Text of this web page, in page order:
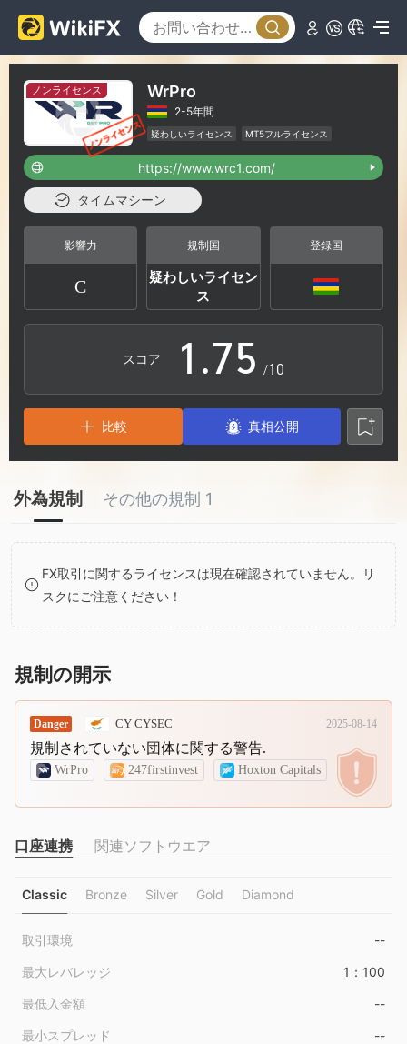
ノンライセンス WrPro
2-5年間
疑わしいライセンス
MT5フルライセンス
ハイリスクレベル
https://www.wrc1.com/
タイムマシーン
影響力
C
規制国
疑わしいライセン
ス
登録国
スコア
0
1
2
3
4
5
6
8
9
.
1
2
3
5
6
7
8
9
1
3
4
5
6
7
9
/10
比較 真相公開
外為規制 その他の規制 1
FX取引に関するライセンスは現在確認されていません。リ
スクにご注意ください！
規制の開示
Danger CY CYSEC 2025-08-14
規制されていない団体に関する警告.
WrPro 247firstinvest Hoxton Capitals
口座連携 関連ソフトウエア
Classic Bronze Silver Gold Diamond
取引環境 --
最大レバレッジ 1：100
最低入金額 --
最小スプレッド --